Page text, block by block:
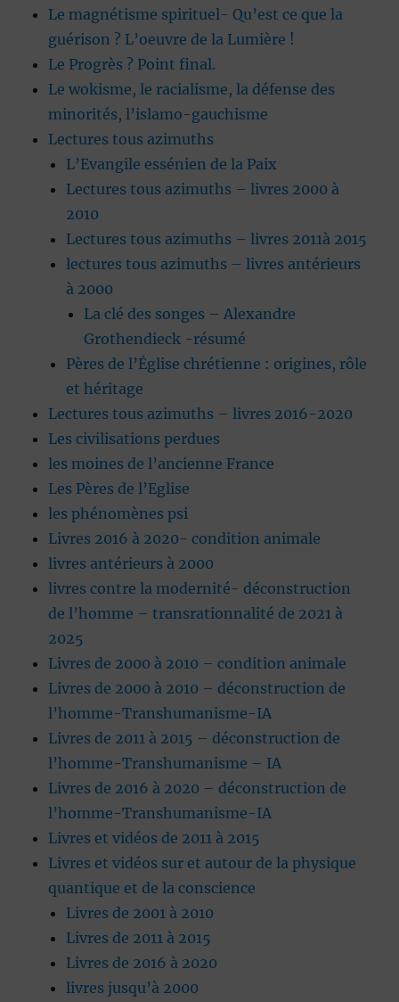
Le magnétisme spirituel- Qu’est ce que la
guérison ? L’oeuvre de la Lumière !
Le Progrès ? Point final.
Le wokisme, le racialisme, la défense des
minorités, l’islamo-gauchisme
Lectures tous azimuths
L’Evangile essénien de la Paix
Lectures tous azimuths – livres 2000 à
2010
Lectures tous azimuths – livres 2011à 2015
lectures tous azimuths – livres antérieurs
à 2000
La clé des songes – Alexandre
Grothendieck -résumé
Pères de l’Église chrétienne : origines, rôle
et héritage
Lectures tous azimuths – livres 2016-2020
Les civilisations perdues
les moines de l’ancienne France
Les Pères de l’Eglise
les phénomènes psi
Livres 2016 à 2020- condition animale
livres antérieurs à 2000
livres contre la modernité- déconstruction
de l’homme – transrationnalité de 2021 à
2025
Livres de 2000 à 2010 – condition animale
Livres de 2000 à 2010 – déconstruction de
l’homme-Transhumanisme-IA
Livres de 2011 à 2015 – déconstruction de
l’homme-Transhumanisme – IA
Livres de 2016 à 2020 – déconstruction de
l’homme-Transhumanisme-IA
Livres et vidéos de 2011 à 2015
Livres et vidéos sur et autour de la physique
quantique et de la conscience
Livres de 2001 à 2010
Livres de 2011 à 2015
Livres de 2016 à 2020
livres jusqu’à 2000